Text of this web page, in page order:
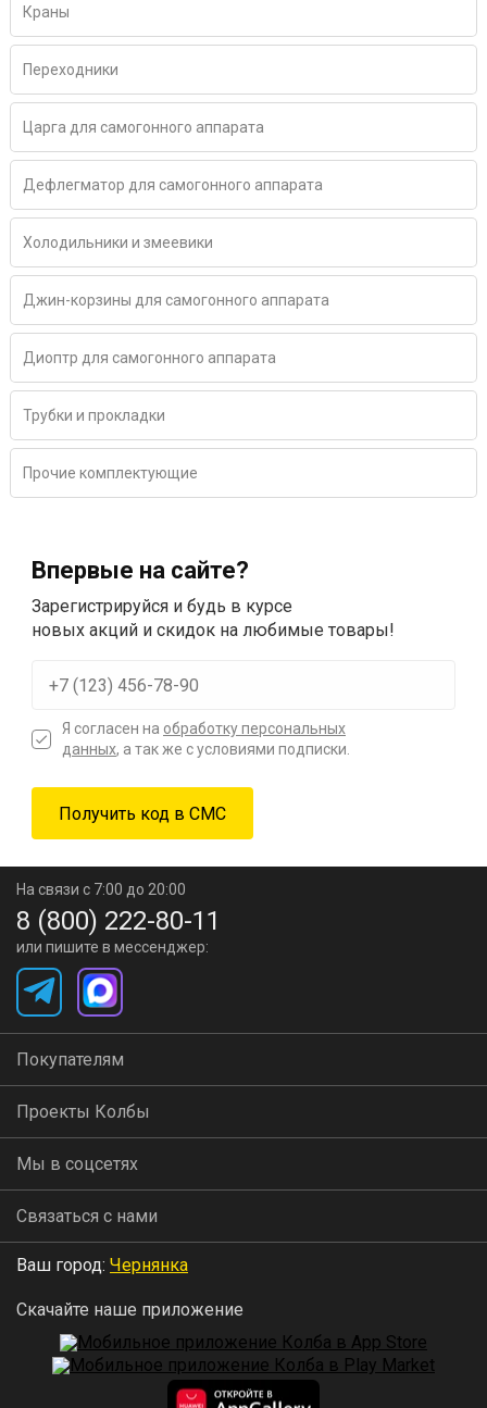
Краны
Переходники
Царга для самогонного аппарата
Дефлегматор для самогонного аппарата
Холодильники и змеевики
Джин-корзины для самогонного аппарата
Диоптр для самогонного аппарата
Трубки и прокладки
Прочие комплектующие
Впервые на сайте?
Зарегистрируйся и будь в курсе
новых акций и скидок на любимые товары!
Я согласен на обработку персональных
данных, а так же с условиями подписки.
На связи с 7:00 до 20:00
8 (800) 222-80-11
или пишите в мессенджер:
Покупателям
Проекты Колбы
Мы в соцсетях
Связаться с нами
Ваш город: Чернянка
Скачайте наше приложение